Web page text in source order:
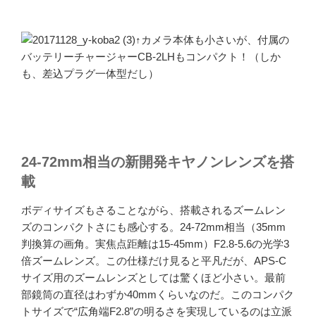
↑カメラ本体も小さいが、付属の
バッテリーチャージャーCB-2LHもコンパクト！（しか
も、差込プラグ一体型だし）
24-72mm相当の新開発キヤノンレンズを搭
載
ボディサイズもさることながら、搭載されるズームレン
ズのコンパクトさにも感心する。24-72mm相当（35mm
判換算の画角。実焦点距離は15-45mm）F2.8-5.6の光学3
倍ズームレンズ。この仕様だけ見ると平凡だが、APS-C
サイズ用のズームレンズとしては驚くほど小さい。最前
部鏡筒の直径はわずか40mmくらいなのだ。このコンパク
トサイズで“広角端F2.8”の明るさを実現しているのは立派